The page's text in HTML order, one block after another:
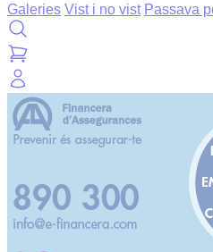
Galeries Vist i no vist Passava